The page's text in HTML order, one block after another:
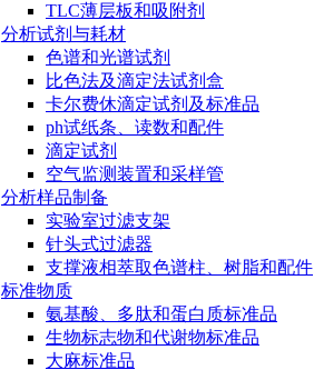
TLC薄层板和吸附剂
分析试剂与耗材
色谱和光谱试剂
比色法及滴定法试剂盒
卡尔费休滴定试剂及标准品
ph试纸条、读数和配件
滴定试剂
空气监测装置和采样管
分析样品制备
实验室过滤支架
针头式过滤器
支撑液相萃取色谱柱、树脂和配件
标准物质
氨基酸、多肽和蛋白质标准品
生物标志物和代谢物标准品
大麻标准品